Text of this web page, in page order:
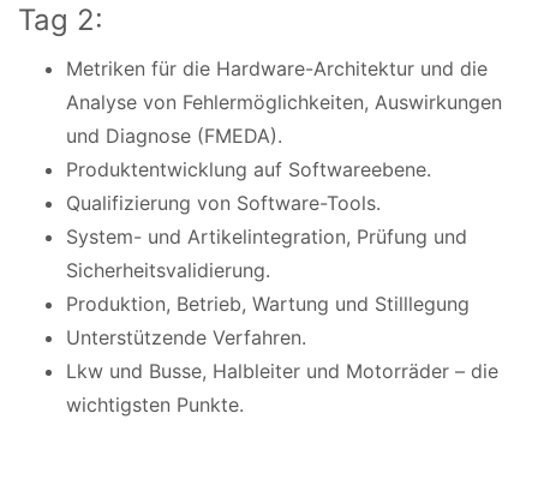
Tag 2:
Metriken für die Hardware-Architektur und die
Analyse von Fehlermöglichkeiten, Auswirkungen
und Diagnose (FMEDA).
Produktentwicklung auf Softwareebene.
Qualifizierung von Software-Tools.
System- und Artikelintegration, Prüfung und
Sicherheitsvalidierung.
Produktion, Betrieb, Wartung und Stilllegung
Unterstützende Verfahren.
Lkw und Busse, Halbleiter und Motorräder – die
wichtigsten Punkte.